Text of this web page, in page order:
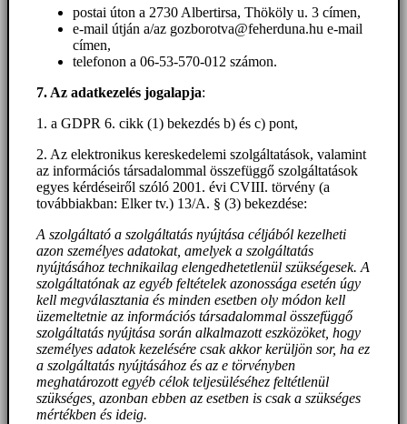
postai úton a 2730 Albertirsa, Thököly u. 3 címen,
e-mail útján a/az gozborotva@feherduna.hu e-mail
címen,
telefonon a 06-53-570-012 számon.
7. Az adatkezelés jogalapja:
1. a GDPR 6. cikk (1) bekezdés b) és c) pont,
2. Az elektronikus kereskedelemi szolgáltatások, valamint
az információs társadalommal összefüggő szolgáltatások
egyes kérdéseiről szóló 2001. évi CVIII. törvény (a
továbbiakban: Elker tv.) 13/A. § (3) bekezdése:
A szolgáltató a szolgáltatás nyújtása céljából kezelheti
azon személyes adatokat, amelyek a szolgáltatás
nyújtásához technikailag elengedhetetlenül szükségesek. A
szolgáltatónak az egyéb feltételek azonossága esetén úgy
kell megválasztania és minden esetben oly módon kell
üzemeltetnie az információs társadalommal összefüggő
szolgáltatás nyújtása során alkalmazott eszközöket, hogy
személyes adatok kezelésére csak akkor kerüljön sor, ha ez
a szolgáltatás nyújtásához és az e törvényben
meghatározott egyéb célok teljesüléséhez feltétlenül
szükséges, azonban ebben az esetben is csak a szükséges
mértékben és ideig.